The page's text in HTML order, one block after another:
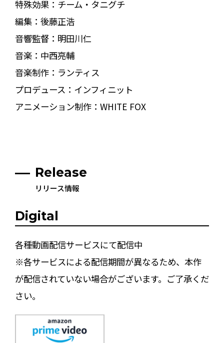
特殊効果：チーム・タニグチ
編集：後藤正浩
音響監督：明田川仁
音楽：中西亮輔
音楽制作：ランティス
プロデュース：インフィニット
アニメーション制作：WHITE FOX
Release
リリース情報
Digital
各種動画配信サービスにて配信中
※各サービスによる配信期間が異なるため、本作
が配信されていない場合がございます。ご了承くだ
さい。